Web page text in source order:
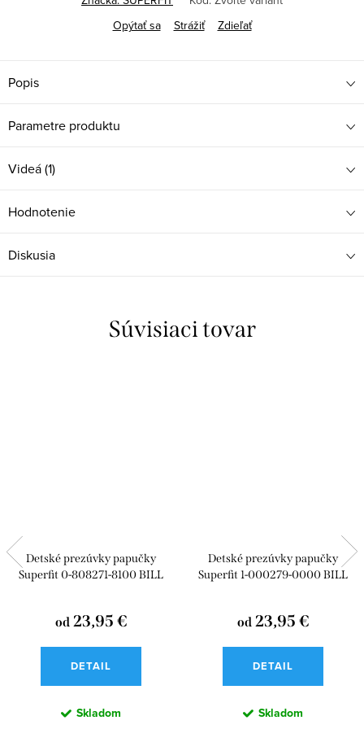
Opýtať sa
Strážiť Zdieľať
Popis
Parametre produktu
Videá (1)
Hodnotenie
Diskusia
Súvisiaci tovar
Detské prezúvky papučky
Superfit 0-808271-8100 BILL
od23,95 €
DETAIL
Skladom
Detské prezúvky papučky
Superfit 1-000279-0000 BILL
od23,95 €
DETAIL
Skladom